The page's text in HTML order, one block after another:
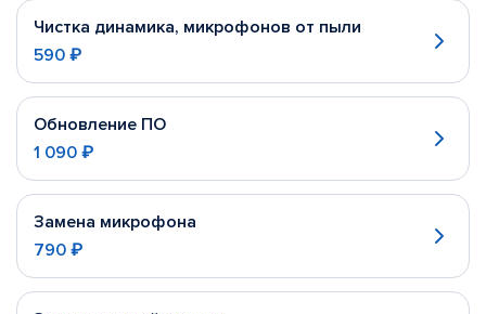
Чистка динамика, микрофонов от пыли
590 ₽
Обновление ПО
1 090 ₽
Замена микрофона
790 ₽